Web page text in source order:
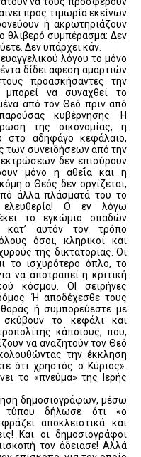
προς τιμωρία εκείνων
ή ακρωτηριάζουν
θλιβερό συμπέρασμα: Δεν
Δεν υπάρχει κάν.
λόγου το μόνο
δίδει άφεση αμαρτιών
προασκήσαντες την
να συναχθεί το
από τον Θεό πριν από
κυβέρνησης. Η
της οικονομίας, η
στο αδηφάγο κεφάλαιο,
των συνειδήσεων από την
δεν επισύρουν
μόνο η αθεΐα και η
ο Θεός δεν οργίζεται,
άλλα πλάσματά του το
Ο εν λόγω
το εγκώμιο οπαδών
κατ’ αυτόν τον τρόπο
όσοι, κληρικοί και
της δικτατορίας. Οι
το ισχυρότερο όπλο, το
να αποτραπεί η κριτική
κόσμου. ΟΙ σειρήνες
Ή αποδέχεσθε τους
ή συμπορεύεστε με
το κεφάλι και
κάποιους, που,
να αναζητούν τον Θεό
την έκκληση
ότι χρηστός ο Κύριος».
το «πνεύμα» της Ιερής
δημοσιογράφων, μέσω
τύπου δήλωσε ότι «ο
αποκλειστικά και
Και οι δημοσιογράφοι
τον άδειασε! Αλλά